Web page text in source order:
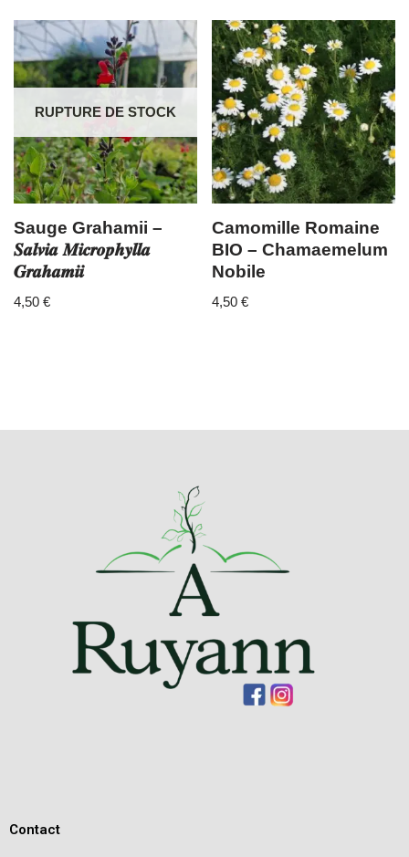
RUPTURE DE STOCK
Sauge Grahamii –
𝑺𝒂𝒍𝒗𝒊𝒂 𝑴𝒊𝒄𝒓𝒐𝒑𝒉𝒚𝒍𝒍𝒂
𝑮𝒓𝒂𝒉𝒂𝒎𝒊𝒊
4,50 €
Camomille Romaine
BIO – Chamaemelum
Nobile
4,50€
Contact